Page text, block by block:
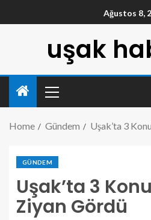
Ağustos 8,
uşak
Home Gündem Uşak’ta 3
GÜNDEM
Uşak’ta 3
Ziyan Gördü